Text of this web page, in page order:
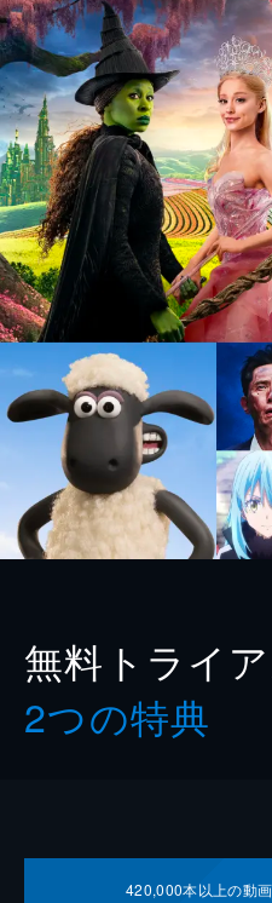
無料トライ
2つの特典
420,000本以上の動